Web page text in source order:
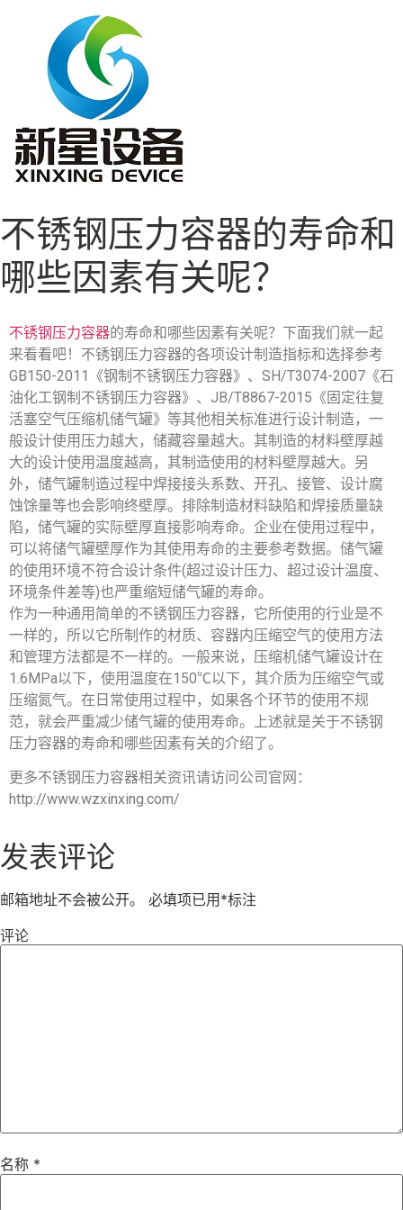
不锈钢压力容器的寿命和
哪些因素有关呢？
不锈钢压力容器的寿命和哪些因素有关呢？下面我们就一起
来看看吧！不锈钢压力容器的各项设计制造指标和选择参考
GB150-2011《钢制不锈钢压力容器》、SH/T3074-2007《石
油化工钢制不锈钢压力容器》、JB/T8867-2015《固定往复
活塞空气压缩机储气罐》等其他相关标准进行设计制造，一
般设计使用压力越大，储藏容量越大。其制造的材料壁厚越
大的设计使用温度越高，其制造使用的材料壁厚越大。另
外，储气罐制造过程中焊接接头系数、开孔、接管、设计腐
蚀馀量等也会影响终壁厚。排除制造材料缺陷和焊接质量缺
陷，储气罐的实际壁厚直接影响寿命。企业在使用过程中，
可以将储气罐壁厚作为其使用寿命的主要参考数据。储气罐
的使用环境不符合设计条件(超过设计压力、超过设计温度、
环境条件差等)也严重缩短储气罐的寿命。
作为一种通用简单的不锈钢压力容器，它所使用的行业是不
一样的，所以它所制作的材质、容器内压缩空气的使用方法
和管理方法都是不一样的。一般来说，压缩机储气罐设计在
1.6MPa以下，使用温度在150℃以下，其介质为压缩空气或
压缩氮气。在日常使用过程中，如果各个环节的使用不规
范，就会严重减少储气罐的使用寿命。上述就是关于不锈钢
压力容器的寿命和哪些因素有关的介绍了。
更多不锈钢压力容器相关资讯请访问公司官网：
http://www.wzxinxing.com/
发表评论
邮箱地址不会被公开。 必填项已用*标注
评论
名称 *